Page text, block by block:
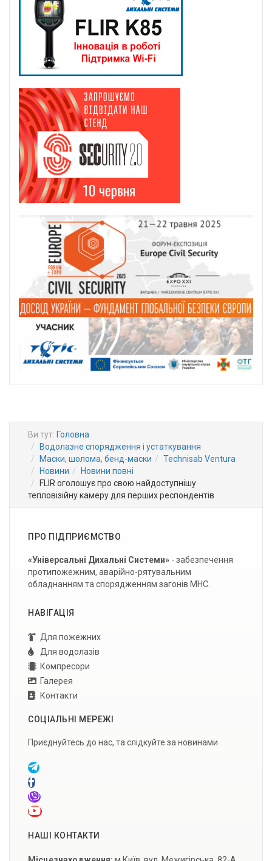
Ви тут: Головна
Водолазне спорядження і устаткування
Маски, шолома, бенд-маски
Technisab Ventura
Новини
Новини повні
FLIR оголошує про свою найдоступнішу
тепловізійну камеру для перших респондентів
ПРО ПІДПРИЄМСТВО
«Універсальні Дихальні Системи» - забезпечення
протипожежним, аварійно-рятувальним
обладнанням та спорядженням загонів МНС.
НАВІГАЦІЯ
Для пожежних
Для водолазів
Компресори
Галерея
Контакти
СОЦІАЛЬНІ МЕРЕЖІ
Приєднуйтесь до нас, та слідкуйте за новинами
НАШІ КОНТАКТИ